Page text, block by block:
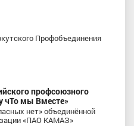
Профобъединения
профсоюзного
чТо мы Вместе»
нет» объединённой
«ПАО КАМАЗ»